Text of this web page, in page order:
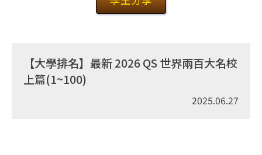
【大學排名】最新 2026 QS 世界兩百大名校
上篇(1~100)
2025.06.27